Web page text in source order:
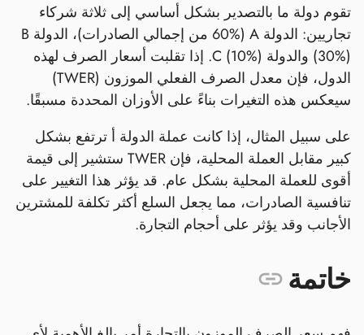
تقوم دولة ما بالتصدير بشكل أساسي إلى ثلاثة شركاء
تجاريين: الدولة A (60% من إجمالي الصادرات)، الدولة B
(30%) والدولة C (10%). إذا تقلبت أسعار الصرف لهذه
الدول، فإن معدل الصرف الفعلي الموزون (TWER)
سيعكس هذه التغيرات بناءً على الأوزان المحددة مسبقًا.
على سبيل المثال، إذا كانت عملة الدولة أ ترتفع بشكل
كبير مقابل العملة المحلية، فإن TWER ستشير إلى قيمة
أقوى للعملة المحلية بشكل عام. قد يؤثر هذا التغيير على
تنافسية الصادرات، مما يجعل السلع أكثر تكلفة للمشترين
الأجانب وقد يؤثر على أحجام التجارة.
خاتمة